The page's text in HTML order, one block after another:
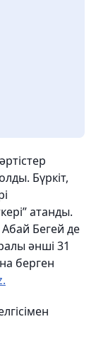
Бүркіт,
атанды.
Бегей де
әнші 31
берген